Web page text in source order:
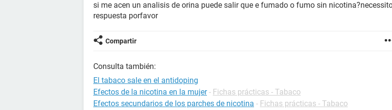
si me acen un analisis de orina puede salir que e fumado o fumo sin
respuesta porfavor
Compartir
Consulta también:
El tabaco sale en el antidoping
Efectos de la nicotina en la mujer - Fichas prácticas - Tabaco
Efectos secundarios de los parches de nicotina - Fichas prácticas - Tabaco